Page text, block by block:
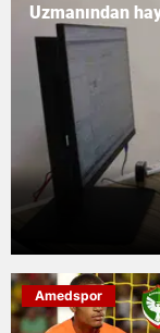
Uzmanından
Amedspor